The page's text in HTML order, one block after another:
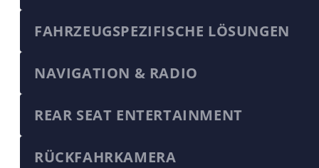
FAHRZEUGSPEZIFISCHE LÖSUNGEN
NAVIGATION & RADIO
REAR SEAT ENTERTAINMENT
RÜCKFAHRKAMERA